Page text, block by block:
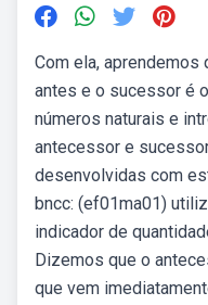
Com ela, aprendemos
antes e o sucessor é
números naturais e
antecessor e
desenvolvidas com
bncc: (ef01ma01)
indicador de
Dizemos que o
que vem